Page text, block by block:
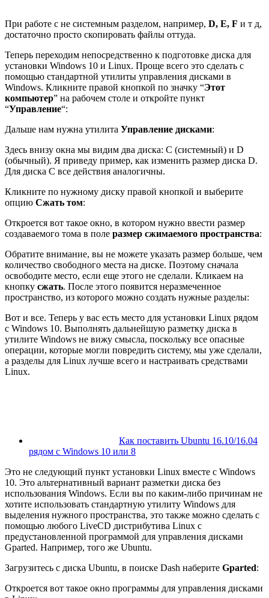
При работе с не системным разделом, например, D, E, F и т д,
достаточно просто скопировать файлы оттуда.
Теперь переходим непосредственно к подготовке диска для
установки Windows 10 и Linux. Проще всего это сделать с
помощью стандартной утилиты управления дисками в
Windows. Кликните правой кнопкой по значку “Этот
компьютер” на рабочем столе и откройте пункт
“Управление“:
Дальше нам нужна утилита Управление дисками:
Здесь внизу окна мы видим два диска: C (системный) и D
(обычный). Я приведу пример, как изменить размер диска D.
Для диска C все действия аналогичны.
Кликните по нужному диску правой кнопкой и выберите
опцию Сжать том:
Откроется вот такое окно, в котором нужно ввести размер
создаваемого тома в поле размер сжимаемого пространства:
Обратите внимание, вы не можете указать размер больше, чем
количество свободного места на диске. Поэтому сначала
освободите место, если еще этого не сделали. Кликаем на
кнопку сжать. После этого появится неразмеченное
пространство, из которого можно создать нужные разделы:
Вот и все. Теперь у вас есть место для установки Linux рядом
с Windows 10. Выполнять дальнейшую разметку диска в
утилите Windows не вижу смысла, поскольку все опасные
операции, которые могли повредить систему, мы уже сделали,
а разделы для Linux лучше всего и настраивать средствами
Linux.
Как поставить Ubuntu 16.10/16.04
рядом с Windows 10 или 8
Это не следующий пункт установки Linux вместе с Windows
10. Это альтернативный вариант разметки диска без
использования Windows. Если вы по каким-либо причинам не
хотите использовать стандартную утилиту Windows для
выделения нужного пространства, это также можно сделать с
помощью любого LiveCD дистрибутива Linux с
предустановленной программой для управления дисками
Gparted. Например, того же Ubuntu.
Загрузитесь с диска Ubuntu, в поиске Dash наберите Gparted:
Откроется вот такое окно программы для управления дисками